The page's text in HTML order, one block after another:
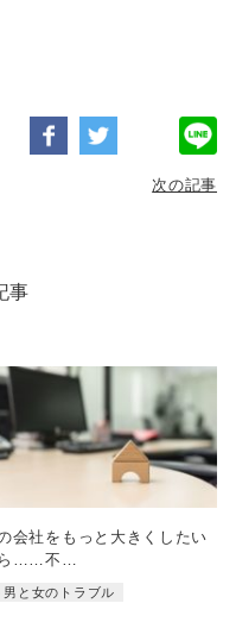
次の記事
事
会社をもっと大きくしたい
……不…
男と女のトラブル